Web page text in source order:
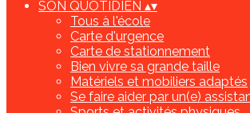
SON QUOTIDIEN ▴▾
Tous à l'école
Carte d'urgence
Carte de stationnement
Bien vivre sa grande taille
Matériels et mobiliers adaptés
Se faire aider par un(e)